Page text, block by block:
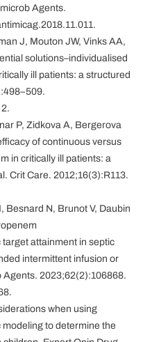
Agents.
J, Mouton JW, Vinks AA,
solutions–individualised
ill patients: a structured
P, Zidkova A, Bergerova
of continuous versus
in critically ill patients: a
Crit Care. 2012;16(3):R113.
Besnard N, Brunot V, Daubin
attainment in septic
intermittent infusion or
2023;62(2):106868.
when using
to determine the